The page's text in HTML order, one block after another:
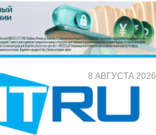
8 АВГУСТА 2026